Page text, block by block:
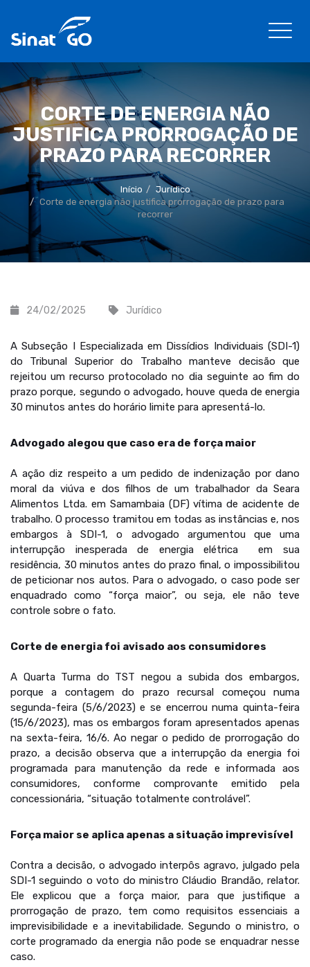
CORTE DE ENERGIA NÃO
JUSTIFICA PRORROGAÇÃO DE
PRAZO PARA RECORRER
Início
Jurídico
Corte de energia não justifica prorrogação de prazo para
recorrer
24/02/2025 Jurídico
A Subseção I Especializada em Dissídios Individuais (SDI-1)
do Tribunal Superior do Trabalho manteve decisão que
rejeitou um recurso protocolado no dia seguinte ao fim do
prazo porque, segundo o advogado, houve queda de energia
30 minutos antes do horário limite para apresentá-lo.
Advogado alegou que caso era de força maior
A ação diz respeito a um pedido de indenização por dano
moral da viúva e dos filhos de um trabalhador da Seara
Alimentos Ltda. em Samambaia (DF) vítima de acidente de
trabalho. O processo tramitou em todas as instâncias e, nos
embargos à SDI-1, o advogado argumentou que uma
interrupção inesperada de energia elétrica em sua
residência, 30 minutos antes do prazo final, o impossibilitou
de peticionar nos autos. Para o advogado, o caso pode ser
enquadrado como “força maior”, ou seja, ele não teve
controle sobre o fato.
Corte de energia foi avisado aos consumidores
A Quarta Turma do TST negou a subida dos embargos,
porque a contagem do prazo recursal começou numa
segunda-feira (5/6/2023) e se encerrou numa quinta-feira
(15/6/2023), mas os embargos foram apresentados apenas
na sexta-feira, 16/6. Ao negar o pedido de prorrogação do
prazo, a decisão observa que a interrupção da energia foi
programada para manutenção da rede e informada aos
consumidores, conforme comprovante emitido pela
concessionária, “situação totalmente controlável”.
Força maior se aplica apenas a situação imprevisível
Contra a decisão, o advogado interpôs agravo, julgado pela
SDI-1 seguindo o voto do ministro Cláudio Brandão, relator.
Ele explicou que a força maior, para que justifique a
prorrogação de prazo, tem como requisitos essenciais a
imprevisibilidade e a inevitabilidade. Segundo o ministro, o
corte programado da energia não pode se enquadrar nesse
caso.